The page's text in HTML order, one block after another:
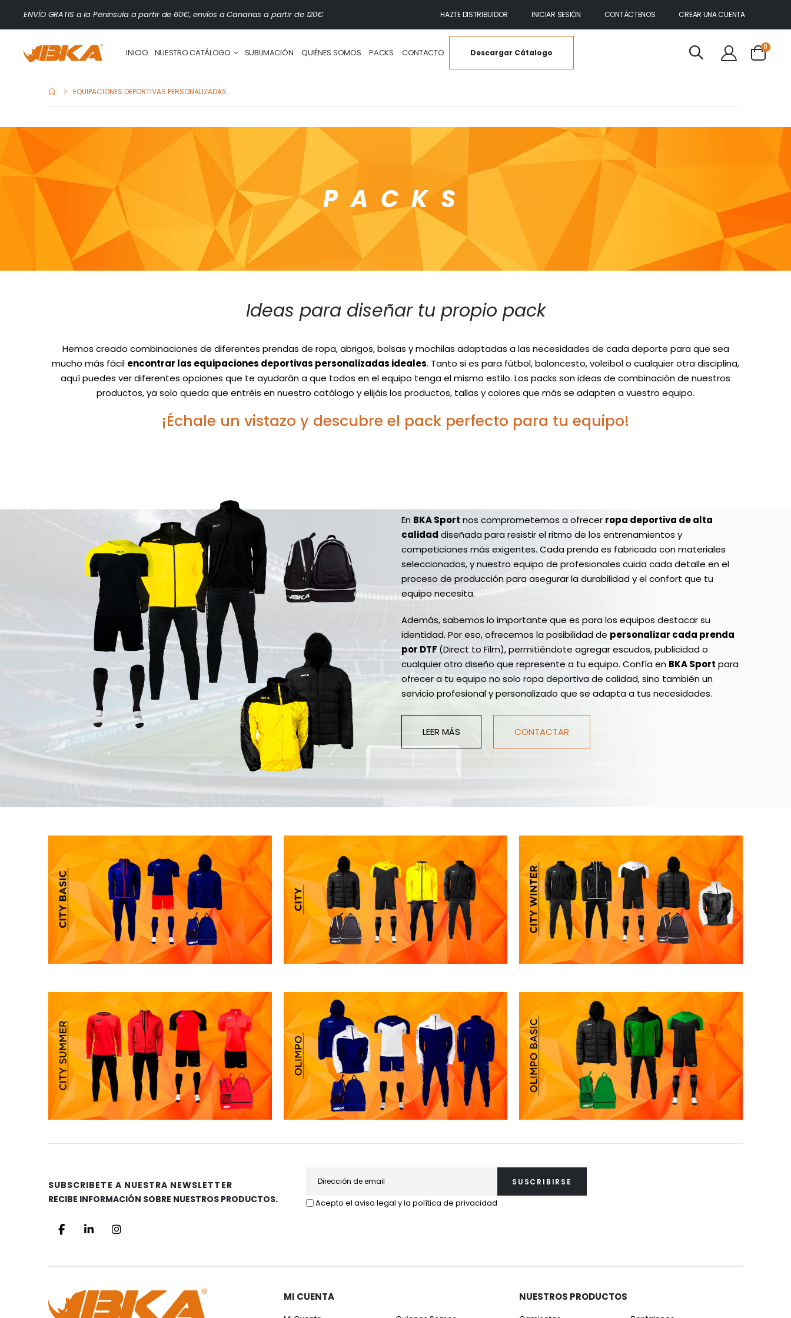
ENVÍO GRATIS a la Peninsula a partir de 60€, envíos a Canarias a partir de 120€ HAZTE DISTRIBUIDOR INICIAR SESIÓN CONTÁCTENOS CREAR UNA CUENTA
INICIO NUESTRO CATÁLOGO SUBLIMACIÓN QUIÉNES SOMOS PACKS CONTACTO Descargar Cátalogo
Cart
0
EQUIPACIONES DEPORTIVAS PERSONALIZADAS
PACKS
Ideas para diseñar tu propio pack
Hemos creado combinaciones de diferentes prendas de ropa, abrigos, bolsas y mochilas adaptadas a las necesidades de cada deporte para que sea
mucho más fácil encontrar las equipaciones deportivas personalizadas ideales. Tanto si es para fútbol, baloncesto, voleibol o cualquier otra disciplina,
aquí puedes ver diferentes opciones que te ayudarán a que todos en el equipo tenga el mismo estilo. Los packs son ideas de combinación de nuestros
productos, ya solo queda que entréis en nuestro catálogo y elijáis los productos, tallas y colores que más se adapten a vuestro equipo.
¡Échale un vistazo y descubre el pack perfecto para tu equipo!
En BKA Sport nos comprometemos a ofrecer ropa deportiva de alta
calidad diseñada para resistir el ritmo de los entrenamientos y
competiciones más exigentes. Cada prenda es fabricada con materiales
seleccionados, y nuestro equipo de profesionales cuida cada detalle en el
proceso de producción para asegurar la durabilidad y el confort que tu
equipo necesita.
Además, sabemos lo importante que es para los equipos destacar su
identidad. Por eso, ofrecemos la posibilidad de personalizar cada prenda
por DTF(Direct to Film), permitiéndote agregar escudos, publicidad o
cualquier otro diseño que represente a tu equipo. Confía en BKA Sport para
ofrecer a tu equipo no solo ropa deportiva de calidad, sino también un
servicio profesional y personalizado que se adapta a tus necesidades.
LEER MÁS CONTACTAR
SUBSCRIBETE A NUESTRA NEWSLETTER
RECIBE INFORMACIÓN SOBRE NUESTROS PRODUCTOS.
Acepto el aviso legal y la política de privacidad
SUSCRIBIRSE
MI CUENTA NUESTROS PRODUCTOS